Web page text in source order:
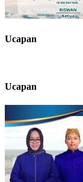
Ucapan
Ucapan